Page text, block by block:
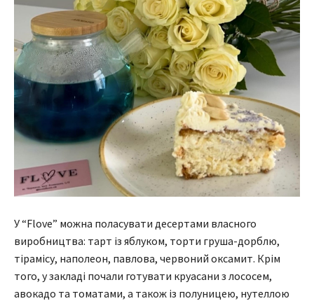
У “Flove” можна поласувати десертами власного
виробництва: тарт із яблуком, торти груша-дорблю,
тірамісу, наполеон, павлова, червоний оксамит. Крім
того, у закладі почали готувати круасани з лососем,
авокадо та томатами, а також із полуницею, нутеллою